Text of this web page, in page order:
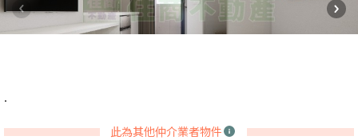
此為其他仲介業者物件